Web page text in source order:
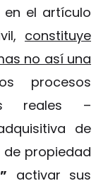
en el artículo
constituye
no así una
procesos
reales –
de
propiedad
activar sus